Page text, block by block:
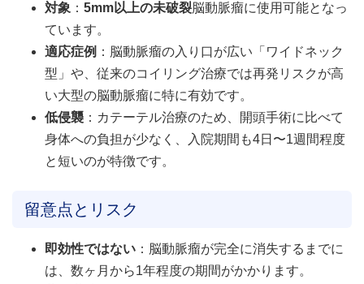
対象 ： 5mm以上の未破裂脳動脈瘤に使用可能となっ
ています。
適応症例 ：脳動脈瘤の入り口が広い「ワイドネック
型」や、従来のコイリング治療では再発リスクが高
い大型の脳動脈瘤に特に有効です。
低侵襲 ：カテーテル治療のため、開頭手術に比べて
身体への負担が少なく、入院期間も4日〜1週間程度
と短いのが特徴です。
留意点とリスク
即効性ではない ：脳動脈瘤が完全に消失するまでに
は、数ヶ月から1年程度の期間がかかります。